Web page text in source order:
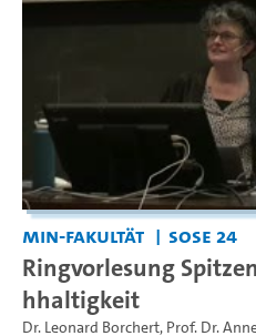
MIN-Fakultät SoSe 24
Ringvorlesung
hhaltigkeit
Dr. Leonard Borchert, Prof. Dr.